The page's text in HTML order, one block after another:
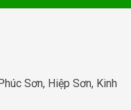
Sơn, Hiệp Sơn, Kinh